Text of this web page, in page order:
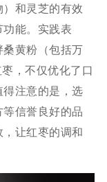
和灵芝的有效
功能。实践表
黄粉（包括万
，不仅优化了口
得注意的是，选
信誉良好的品
让红枣的调和